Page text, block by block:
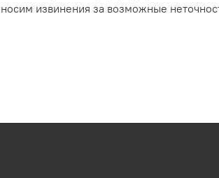
извинения за возможные